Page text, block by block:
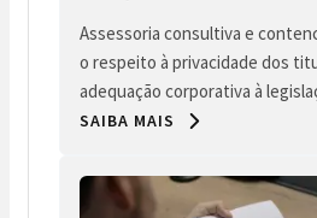
Assessoria consultiva e
o respeito à privacidade dos
adequação corporativa à
SAIBA MAIS